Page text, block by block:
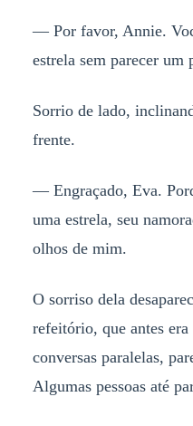
— Por favor, Annie.
estrela sem parecer um
Sorrio de lado,
frente.
— Engraçado, Eva.
uma estrela, seu
olhos de mim.
O sorriso dela
refeitório, que antes
conversas paralelas,
Algumas pessoas até